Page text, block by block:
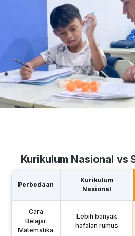
Kurikulum Nasional vs
Perbedaan
Kurikulum
Nasional
Cara
Belajar
Matematika
Lebih banyak
hafalan rumus